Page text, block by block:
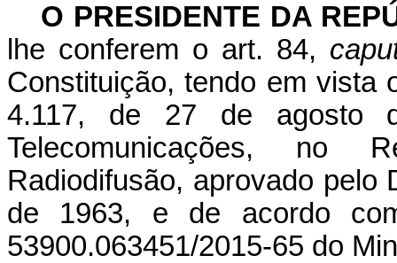
O PRESIDENTE DA
lhe conferem o art. 84,
Constituição, tendo em
4.117, de 27 de agosto
Telecomunicações, no
Radiodifusão, aprovado pelo
de 1963, e de acordo
53900.063451/2015-65 do